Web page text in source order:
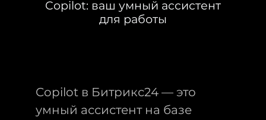
Copilot: ваш умный ассистент
для работы
Copilot в Битрикс24 — это
умный ассистент на базе